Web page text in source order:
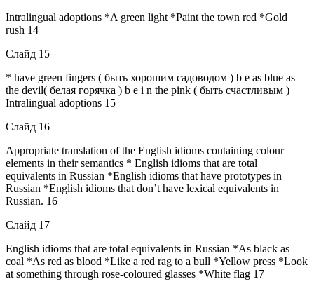
Intralingual adoptions *A green light *Paint the town red *Gold
rush 14
Слайд 15
* have green fingers ( быть хорошим садоводом ) b e as blue as
the devil( белая горячка ) b e i n the pink ( быть счастливым )
Intralingual adoptions 15
Слайд 16
Appropriate translation of the English idioms containing colour
elements in their semantics * English idioms that are total
equivalents in Russian *English idioms that have prototypes in
Russian *English idioms that don’t have lexical equivalents in
Russian. 16
Слайд 17
English idioms that are total equivalents in Russian *As black as
coal *As red as blood *Like a red rag to a bull *Yellow press *Look
at something through rose-coloured glasses *White flag 17